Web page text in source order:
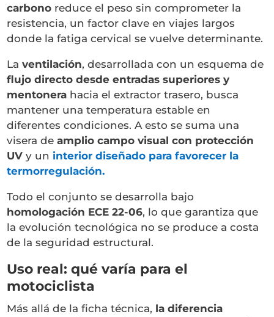
carbono reduce el peso sin comprometer la
resistencia, un factor clave en viajes largos
donde la fatiga cervical se vuelve determinante.
Laventilación, desarrollada con un esquema de
flujo directo desde entradas superiores y
mentonera hacia el extractor trasero, busca
mantener una temperatura estable en
diferentes condiciones. A esto se suma una
visera deamplio campo visual con protección
UV y un interior diseñado para favorecer la
termorregulación.
Todo el conjunto se desarrolla bajo
homologación ECE 22-06, lo que garantiza que
la evolución tecnológica no se produce a costa
de la seguridad estructural.
Uso real: qué varía para el
motociclista
Más allá de la ficha técnica, la diferencia